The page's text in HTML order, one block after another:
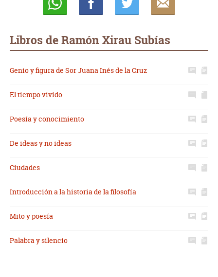
Libros de Ramón Xirau Subías
Genio y figura de Sor Juana Inés de la Cruz
El tiempo vivido
Poesía y conocimiento
De ideas y no ideas
Ciudades
Introducción a la historia de la filosofía
Mito y poesía
Palabra y silencio